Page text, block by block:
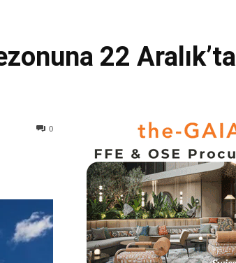
22 Aralık’ta
0